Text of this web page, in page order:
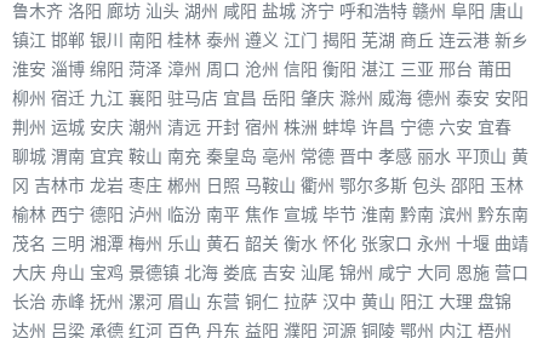
鲁木齐 洛阳 廊坊 汕头 湖州 咸阳 盐城 济宁 呼和浩特 赣州 阜阳 唐山
镇江 邯郸 银川 南阳 桂林 泰州 遵义 江门 揭阳 芜湖 商丘 连云港 新乡
淮安 淄博 绵阳 菏泽 漳州 周口 沧州 信阳 衡阳 湛江 三亚 邢台 莆田
柳州 宿迁 九江 襄阳 驻马店 宜昌 岳阳 肇庆 滁州 威海 德州 泰安 安阳
荆州 运城 安庆 潮州 清远 开封 宿州 株洲 蚌埠 许昌 宁德 六安 宜春
聊城 渭南 宜宾 鞍山 南充 秦皇岛 亳州 常德 晋中 孝感 丽水 平顶山 黄
冈 吉林市 龙岩 枣庄 郴州 日照 马鞍山 衢州 鄂尔多斯 包头 邵阳 玉林
榆林 西宁 德阳 泸州 临汾 南平 焦作 宣城 毕节 淮南 黔南 滨州 黔东南
茂名 三明 湘潭 梅州 乐山 黄石 韶关 衡水 怀化 张家口 永州 十堰 曲靖
大庆 舟山 宝鸡 景德镇 北海 娄底 吉安 汕尾 锦州 咸宁 大同 恩施 营口
长治 赤峰 抚州 漯河 眉山 东营 铜仁 拉萨 汉中 黄山 阳江 大理 盘锦
达州 吕梁 承德 红河 百色 丹东 益阳 濮阳 河源 铜陵 鄂州 内江 梧州